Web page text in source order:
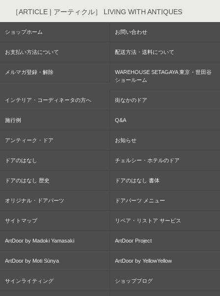
［ARTICLE | アーティクル］ LIVING WITH ANTIQUES
ショップホーム お問い合わせ
お支払い方法について 配送方法・送料について
メルマガ登録・解除
WAREHOUSE SETAGAYA 東京・世田谷
ショールーム
インテリア・コーディネータの方へ 街なかのドア
施行例 Q&A
アンティーク・ドア お知らせ
ドアのはなし チェルシー・ホテルのドア
ドアのはなし 歴史 ドアのはなし 書体
オリジナル・ドアパーツ ドアパーツ メニュー
サイトマップ リペア・リストア サービス
ArtDoor by Madoki Yamasaki ArtDoor Project
ArtDoor by Moti Sūnya ArtDoor by YellowYellow
サインライティング ショップブログ